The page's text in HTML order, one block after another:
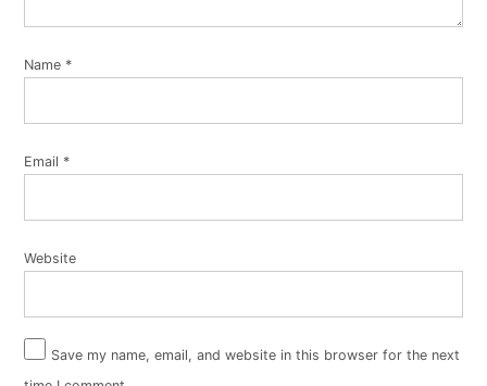
Name *
Email *
Website
Save my name, email, and website in this browser for the next